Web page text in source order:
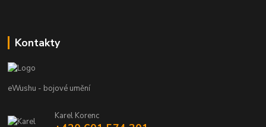
Kontakty
eWushu - bojové umění
Karel Korenc